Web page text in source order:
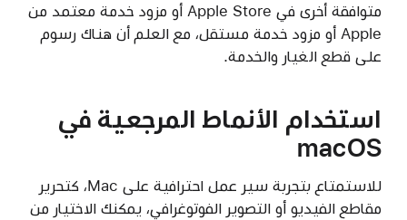
متوافقة أخرى في Apple Store أو مزود خدمة معتمد من
Apple أو مزود خدمة مستقل، مع العلم أن هناك رسوم
على قطع الغيار والخدمة.
استخدام الأنماط المرجعية في
macOS
للاستمتاع بتجربة سير عمل احترافية على Mac، كتحرير
مقاطع الفيديو أو التصوير الفوتوغرافي، يمكنك الاختيار من